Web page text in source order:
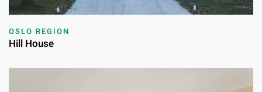
OSLO REGION
Hill House